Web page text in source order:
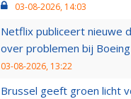
03-08-2026, 14:03
Netflix publiceert nieuwe
over problemen bij Boeing
03-08-2026, 13:22
Brussel geeft groen licht